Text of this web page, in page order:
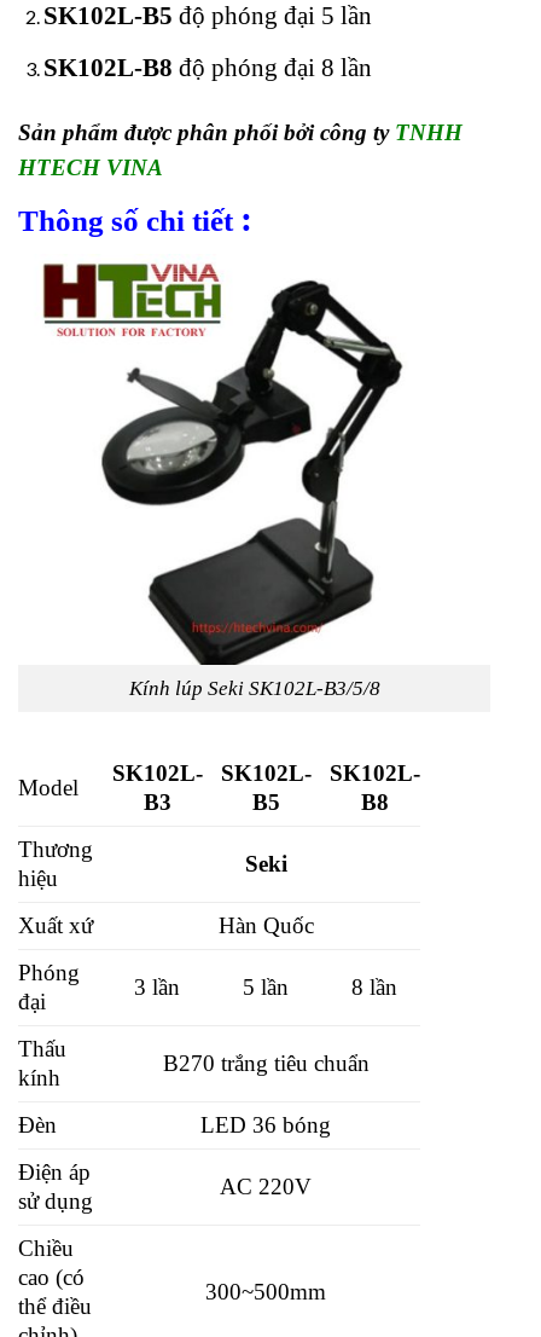
SK102L-B5 độ phóng đại 5 lần
SK102L-B8 độ phóng đại 8 lần
Sản phẩm được phân phối bởi công ty TNHH
HTECH VINA
Thông số chi tiết :
Kính lúp Seki SK102L-B3/5/8
Model
SK102L-
B3
SK102L-
B5
SK102L-
B8
Thương
hiệu
Seki
Xuất xứ
Hàn Quốc
Phóng
đại
3 lần 5 lần 8 lần
Thấu
kính
B270 trắng tiêu chuẩn
Đèn
LED 36 bóng
Điện áp
sử dụng
AC 220V
Chiều
cao (có
thể điều
300~500mm